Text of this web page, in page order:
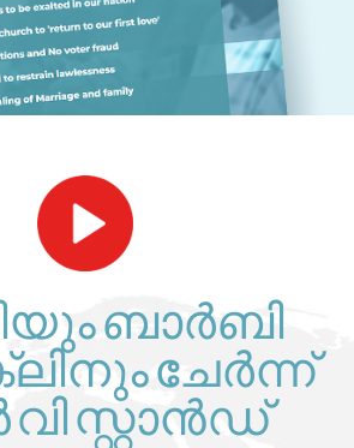
ബാർബി
ചേർന്ന്
സ്റ്റാൻഡ്